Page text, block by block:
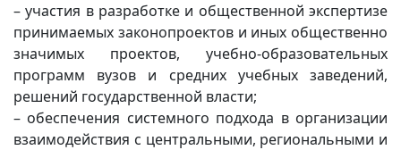
– участия в разработке и общественной экспертизе
принимаемых законопроектов и иных общественно
значимых проектов, учебно-образовательных
программ вузов и средних учебных заведений,
решений государственной власти;
– обеспечения системного подхода в организации
взаимодействия с центральными, региональными и